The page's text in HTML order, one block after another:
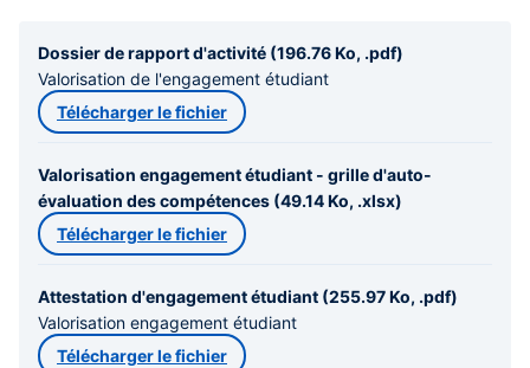
Dossier de rapport d'activité (196.76 Ko, .pdf)
Valorisation de l'engagement étudiant
Télécharger le fichier
Valorisation engagement étudiant - grille d'auto-
évaluation des compétences (49.14 Ko, .xlsx)
Télécharger le fichier
Attestation d'engagement étudiant (255.97 Ko, .pdf)
Valorisation engagement étudiant
Télécharger le fichier